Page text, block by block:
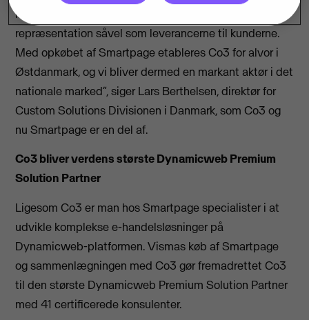
løbende at udvide både den geografiske
repræsentation såvel som leverancerne til kunderne.
Med opkøbet af Smartpage etableres Co3 for alvor i
Østdanmark, og vi bliver dermed en markant aktør i det
nationale marked”, siger Lars Berthelsen, direktør for
Custom Solutions Divisionen i Danmark, som Co3 og
nu Smartpage er en del af.
Co3 bliver verdens største Dynamicweb Premium
Solution Partner
Ligesom Co3 er man hos Smartpage specialister i at
udvikle komplekse e-handelsløsninger på
Dynamicweb-platformen. Vismas køb af Smartpage
og sammenlægningen med Co3 gør fremadrettet Co3
til den største Dynamicweb Premium Solution Partner
med 41 certificerede konsulenter.